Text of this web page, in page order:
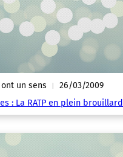
un sens | 26/03/2009
: La RATP en plein brouillard